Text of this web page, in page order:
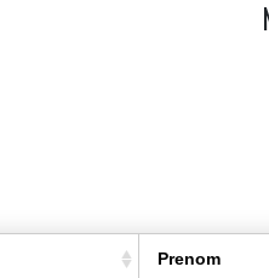
Prenom